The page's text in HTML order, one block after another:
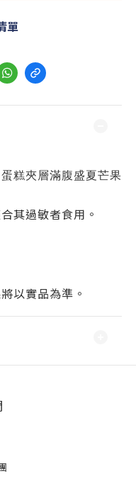
單
糕夾層滿腹盛夏芒果
其過敏者食用。
以實品為準。